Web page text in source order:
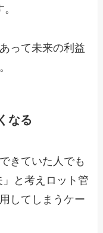
って未来の利益
なる
きていた人でも
と考えロット管
してしまうケー